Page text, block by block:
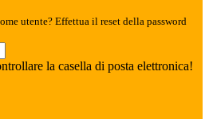
utente? Effettua il reset della password
la casella di posta elettronica!